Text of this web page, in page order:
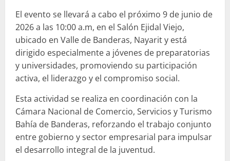
El evento se llevará a cabo el próximo 9 de junio de
2026 a las 10:00 a.m, en el Salón Ejidal Viejo,
ubicado en Valle de Banderas, Nayarit y está
dirigido especialmente a jóvenes de preparatorias
y universidades, promoviendo su participación
activa, el liderazgo y el compromiso social.
Esta actividad se realiza en coordinación con la
Cámara Nacional de Comercio, Servicios y Turismo
Bahía de Banderas, reforzando el trabajo conjunto
entre gobierno y sector empresarial para impulsar
el desarrollo integral de la juventud.